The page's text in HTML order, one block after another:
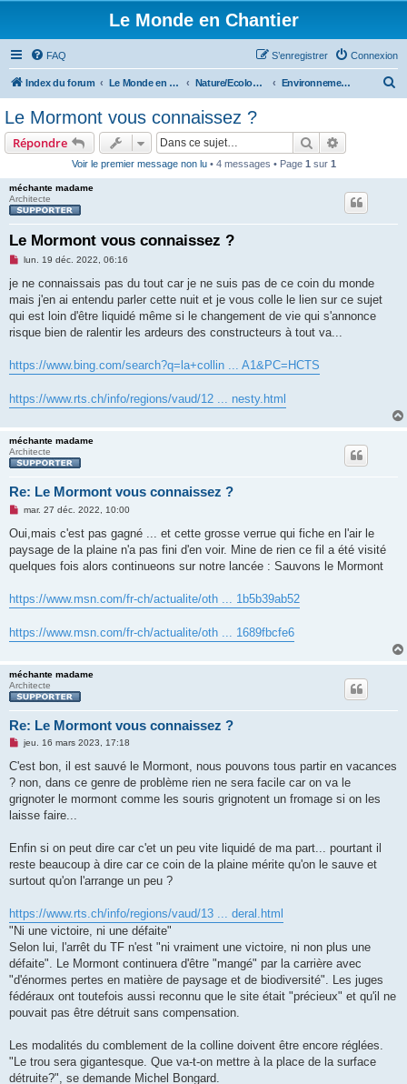
Le Monde en Chantier
FAQ Connexion
S’enregistrer
Index du forum Le Monde en Chantier Nature/Ecologie/Ptits oiseaux... Environnement/écologie
Le Mormont vous connaissez ?
Répondre Rechercher
Voir le premier message non lu• 4 messages • Page 1 sur 1
méchante madame
Architecte
Le Mormont vous connaissez ?
M
s
a
g
n
l
lun. 19 déc. 2022, 06:16
je ne connaissais pas du tout car je ne suis pas de ce coin du monde
mais j'en ai entendu parler cette nuit et je vous colle le lien sur ce sujet
qui est loin d'être liquidé même si le changement de vie qui s'annonce
risque bien de ralentir les ardeurs des constructeurs à tout va...
https://www.bing.com/search?q=la+collin ... A1&PC=HCTS
https://www.rts.ch/info/regions/vaud/12 ... nesty.html
méchante madame
Architecte
Re: Le Mormont vous connaissez ?
M
s
a
g
o
n
u
mar. 27 déc. 2022, 10:00
Oui,mais c'est pas gagné ... et cette grosse verrue qui fiche en l'air le
paysage de la plaine n'a pas fini d'en voir. Mine de rien ce fil a été visité
quelques fois alors continueons sur notre lancée : Sauvons le Mormont
https://www.msn.com/fr-ch/actualite/oth ... 1b5b39ab52
https://www.msn.com/fr-ch/actualite/oth ... 1689fbcfe6
méchante madame
Architecte
Re: Le Mormont vous connaissez ?
M
s
a
g
e
n
l
u
jeu. 16 mars 2023, 17:18
C'est bon, il est sauvé le Mormont, nous pouvons tous partir en vacances
? non, dans ce genre de problème rien ne sera facile car on va le
grignoter le mormont comme les souris grignotent un fromage si on les
laisse faire...
Enfin si on peut dire car c'et un peu vite liquidé de ma part... pourtant il
reste beaucoup à dire car ce coin de la plaine mérite qu'on le sauve et
surtout qu'on l'arrange un peu ?
https://www.rts.ch/info/regions/vaud/13 ... deral.html
"Ni une victoire, ni une défaite"
Selon lui, l'arrêt du TF n'est "ni vraiment une victoire, ni non plus une
défaite". Le Mormont continuera d'être "mangé" par la carrière avec
"d'énormes pertes en matière de paysage et de biodiversité". Les juges
fédéraux ont toutefois aussi reconnu que le site était "précieux" et qu'il ne
pouvait pas être détruit sans compensation.
Les modalités du comblement de la colline doivent être encore réglées.
"Le trou sera gigantesque. Que va-t-on mettre à la place de la surface
détruite?", se demande Michel Bongard.